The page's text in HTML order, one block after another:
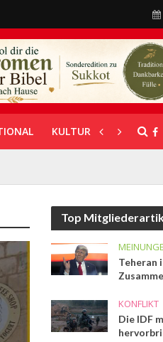
KULTUR
Top
Teheran
KONFLIKT
Die IDF